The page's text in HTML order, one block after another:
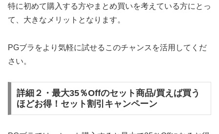
特に初めて購入する方やまとめ買いを考えている方にとっ
て、大きなメリットとなります。
PGブラをより気軽に試せるこのチャンスを活用してくだ
さい。
詳細２・最大35％Offのセット商品/買えば買う
ほどお得！セット割引キャンペーン